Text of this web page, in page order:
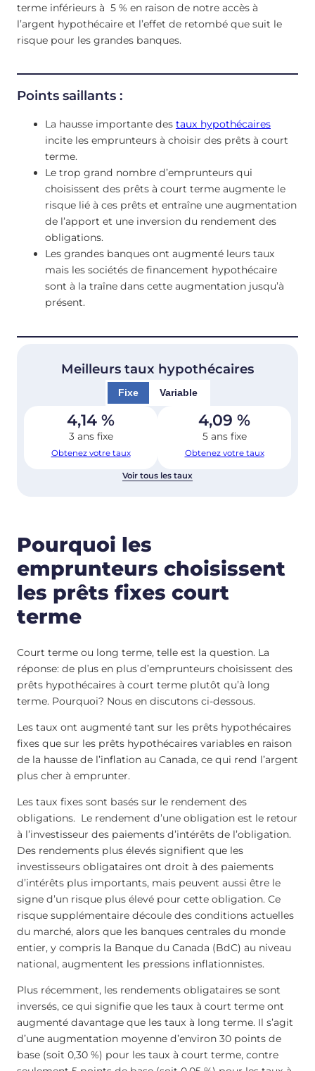
terme inférieurs à 5 % en raison de notre accès à
l’argent hypothécaire et l’effet de retombé que suit le
risque pour les grandes banques.
Points saillants :
La hausse importante des taux hypothécaires
incite les emprunteurs à choisir des prêts à court
terme.
Le trop grand nombre d’emprunteurs qui
choisissent des prêts à court terme augmente le
risque lié à ces prêts et entraîne une augmentation
de l’apport et une inversion du rendement des
obligations.
Les grandes banques ont augmenté leurs taux
mais les sociétés de financement hypothécaire
sont à la traîne dans cette augmentation jusqu’à
présent.
Meilleurs taux hypothécaires
Fixe Variable
4,14 %
3 ans fixe
Obtenez votre taux
4,09 %
5 ans fixe
Obtenez votre taux
Voir tous les taux
Pourquoi les
emprunteurs choisissent
les prêts fixes court
terme
Court terme ou long terme, telle est la question. La
réponse: de plus en plus d’emprunteurs choisissent des
prêts hypothécaires à court terme plutôt qu’à long
terme. Pourquoi? Nous en discutons ci-dessous.
Les taux ont augmenté tant sur les prêts hypothécaires
fixes que sur les prêts hypothécaires variables en raison
de la hausse de l’inflation au Canada, ce qui rend l’argent
plus cher à emprunter.
Les taux fixes sont basés sur le rendement des
obligations. Le rendement d’une obligation est le retour
à l’investisseur des paiements d’intérêts de l’obligation.
Des rendements plus élevés signifient que les
investisseurs obligataires ont droit à des paiements
d’intérêts plus importants, mais peuvent aussi être le
signe d’un risque plus élevé pour cette obligation. Ce
risque supplémentaire découle des conditions actuelles
du marché, alors que les banques centrales du monde
entier, y compris la Banque du Canada (BdC) au niveau
national, augmentent les pressions inflationnistes.
Plus récemment, les rendements obligataires se sont
inversés, ce qui signifie que les taux à court terme ont
augmenté davantage que les taux à long terme. Il s’agit
d’une augmentation moyenne d’environ 30 points de
base (soit 0,30 %) pour les taux à court terme, contre